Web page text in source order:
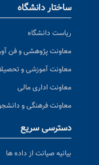
ساختار دانشگاه
ریاست دانشگاه
معاونت پژوهشی و فن
معاونت آموزشی و
معاونت اداری مالی
معاونت فرهنگی و
دسترسی سریع
بیانیه صیانت از داده ها